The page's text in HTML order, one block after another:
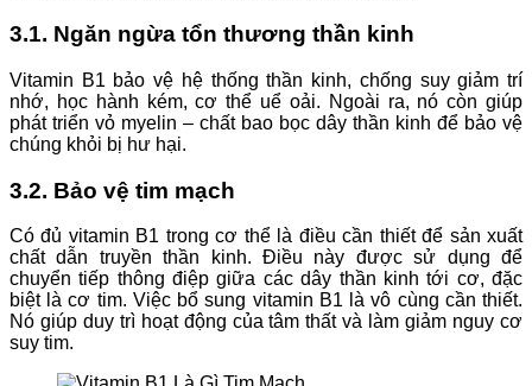
3.1. Ngăn ngừa tổn thương thần kinh
Vitamin B1 bảo vệ hệ thống thần kinh, chống suy giảm trí
nhớ, học hành kém, cơ thể uể oải. Ngoài ra, nó còn giúp
phát triển vỏ myelin – chất bao bọc dây thần kinh để bảo vệ
chúng khỏi bị hư hại.
3.2. Bảo vệ tim mạch
Có đủ vitamin B1 trong cơ thể là điều cần thiết để sản xuất
chất dẫn truyền thần kinh. Điều này được sử dụng để
chuyển tiếp thông điệp giữa các dây thần kinh tới cơ, đặc
biệt là cơ tim. Việc bổ sung vitamin B1 là vô cùng cần thiết.
Nó giúp duy trì hoạt động của tâm thất và làm giảm nguy cơ
suy tim.